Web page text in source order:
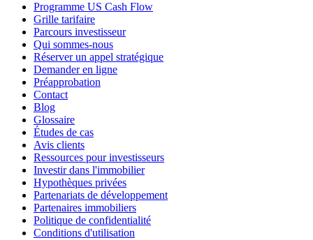
Programme US Cash Flow
Grille tarifaire
Parcours investisseur
Qui sommes-nous
Réserver un appel stratégique
Demander en ligne
Préapprobation
Contact
Blog
Glossaire
Études de cas
Avis clients
Ressources pour investisseurs
Investir dans l'immobilier
Hypothèques privées
Partenariats de développement
Partenaires immobiliers
Politique de confidentialité
Conditions d'utilisation